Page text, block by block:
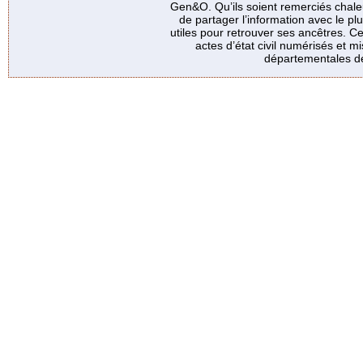
Gen&O. Qu’ils soient remerciés
de partager l’information avec le
utiles pour retrouver ses ancêtres.
actes d’état civil numérisés et
départementales